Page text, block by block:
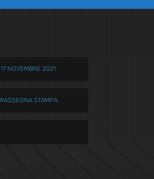
17 NOVEMBRE 2021
RASSEGNA STAMPA